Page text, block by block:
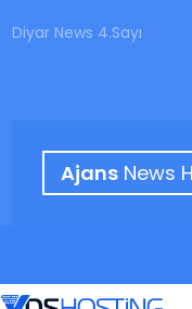
Diyar News 4.Sayı
Ajans News